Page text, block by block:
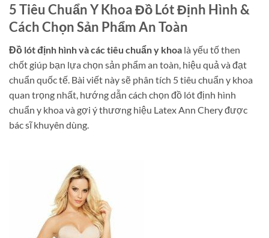
5 Tiêu Chuẩn Y Khoa Đồ Lót Định Hình &
Cách Chọn Sản Phẩm An Toàn
Đồ lót định hình và các tiêu chuẩn y khoa là yếu tố then
chốt giúp bạn lựa chọn sản phẩm an toàn, hiệu quả và đạt
chuẩn quốc tế. Bài viết này sẽ phân tích 5 tiêu chuẩn y khoa
quan trọng nhất, hướng dẫn cách chọn đồ lót định hình
chuẩn y khoa và gợi ý thương hiệu Latex Ann Chery được
bác sĩ khuyên dùng.